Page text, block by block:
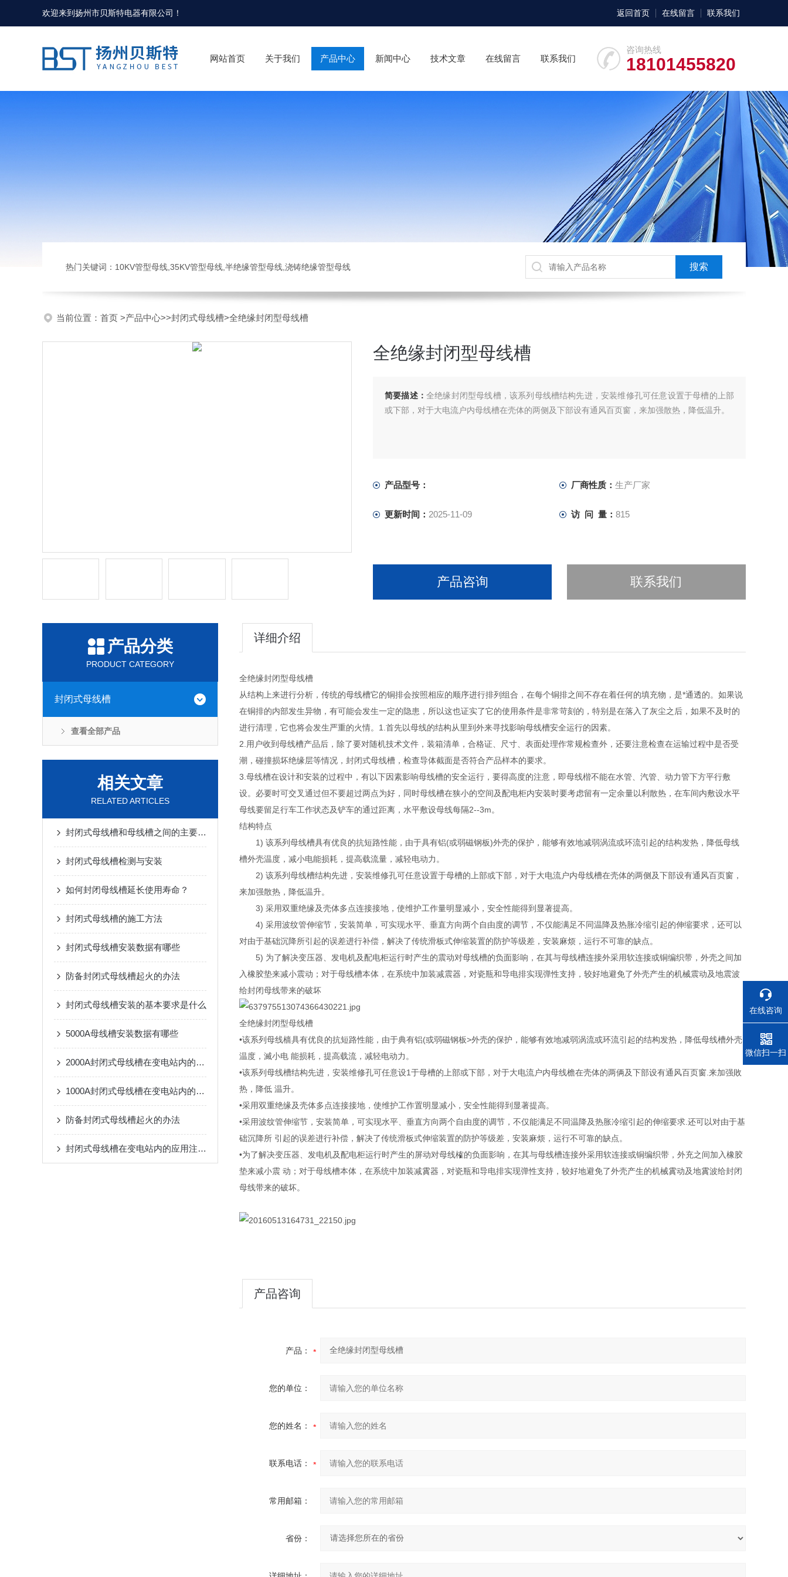
欢迎来到扬州市贝斯特电器有限公司 ！ 返回首页 在线留言 联系我们
咨询热线
18101455820
网站首页 关于我们 产品中心 新闻中心 技术文章 在线留言 联系我们
热门关键词：10KV管型母线,35KV管型母线,半绝缘管型母线,浇铸绝缘管型母线
当前位置： 首页 >产品中心>>封闭式母线槽>全绝缘封闭型母线槽
全绝缘封闭型母线槽
简要描述： 全绝缘封闭型母线槽，该系列母线槽结构先进，安装维修孔可任意设置于母槽的上部
或下部，对于大电流户内母线槽在壳体的两侧及下部设有通风百页窗，来加强散热，降低温升。
产品型号： 厂商性质： 生产厂家
更新时间： 2025-11-09 访 问 量： 815
产品咨询 联系我们
产品分类
PRODUCT CATEGORY
封闭式母线槽
查看全部产品
相关文章
RELATED ARTICLES
封闭式母线槽和母线槽之间的主要区别是什么？
封闭式母线槽检测与安装
如何封闭母线槽延长使用寿命？
封闭式母线槽的施工方法
封闭式母线槽安装数据有哪些
防备封闭式母线槽起火的办法
封闭式母线槽安装的基本要求是什么
5000A母线槽安装数据有哪些
2000A封闭式母线槽在变电站内的应用注意事项
1000A封闭式母线槽在变电站内的应用注意事项
防备封闭式母线槽起火的办法
封闭式母线槽在变电站内的应用注意事项
详细介绍
全绝缘封闭型母线槽
从结构上来进行分析，传统的母线槽它的铜排会按照相应的顺序进行排列组合，在每个铜排之间不存在着任何的填充物，是*通透的。如果说
在铜排的内部发生异物，有可能会发生一定的隐患，所以这也证实了它的使用条件是非常苛刻的，特别是在落入了灰尘之后，如果不及时的
进行清理，它也将会发生严重的火情。1.首先以母线的结构从里到外来寻找影响母线槽安全运行的因素。
2.用户收到母线槽产品后，除了要对随机技术文件，装箱清单，合格证、尺寸、表面处理作常规检查外，还要注意检查在运输过程中是否受
潮，碰撞损坏绝缘层等情况，封闭式母线槽，检查导体截面是否符合产品样本的要求。
3.母线槽在设计和安装的过程中，有以下因素影响母线槽的安全运行，要得高度的注意，即母线楷不能在水管、汽管、动力管下方平行敷
设。必要时可交叉通过但不要超过两点为好，同时母线槽在狭小的空间及配电柜内安装时要考虑留有一定余量以利散热，在车间内敷设水平
母线要留足行车工作状态及铲车的通过距离，水平敷设母线每隔2--3m。
结构特点
1) 该系列母线槽具有优良的抗短路性能，由于具有铝(或弱磁钢板)外壳的保护，能够有效地减弱涡流或环流引起的结构发热，降低母线
槽外壳温度，减小电能损耗，提高载流量，减轻电动力。
2) 该系列母线槽结构先进，安装维修孔可任意设置于母槽的上部或下部，对于大电流户内母线槽在壳体的两侧及下部设有通风百页窗，
来加强散热，降低温升。
3) 采用双重绝缘及壳体多点连接接地，使维护工作量明显减小，安全性能得到显著提高。
4) 采用波纹管伸缩节，安装简单，可实现水平、垂直方向两个自由度的调节，不仅能满足不同温降及热胀冷缩引起的伸缩要求，还可以
对由于基础沉降所引起的误差进行补偿，解决了传统滑板式伸缩装置的防护等级差，安装麻烦，运行不可靠的缺点。
5) 为了解决变压器、发电机及配电柜运行时产生的震动对母线槽的负面影响，在其与母线槽连接外采用软连接或铜编织带，外壳之间加
入橡胶垫来减小震动；对于母线槽本体，在系统中加装减震器，对瓷瓶和导电排实现弹性支持，较好地避免了外壳产生的机械震动及地震波
给封闭母线带来的破坏
全绝缘封闭型母线槽
•该系列母线樯具有优良的抗短路性能，由于典有铝(或弱磁钢板>外壳的保护，能够有效地减弱涡流或环流引起的结构发热，降低母线槽外壳
温度，滅小电 能损耗，提高载流，减轻电动力。
•该系列母线槽结构先进，安装维修孔可任意设1于母槽的上部或下部，对于大电流户内母线檐在壳体的两俩及下部设有通风百页窗.来加强敗
热，降低 温升。
•采用双重绝缘及壳体多点连接接地，使维护工作置明显减小，安全性能得到显著提高。
•采用波纹管伸缩节，安装简单，可实现水平、垂直方向两个自由度的调节，不仅能满足不同温降及热胀冷缩引起的伸缩要求.还可以对由于基
础沉降所 引起的误差进行补偿，解决了传统滑板式伸缩装置的防护等级差，安装麻烦，运行不可靠的缺点。
•为了解决变压器、发电机及配电柜运行时产生的屏动对母线榷的负面影响，在其与母线槽连接外采用软连接或铜编织带，外充之间加入橡胶
垫来减小震 动；对于母线槽本体，在系统中加装减霣器，对瓷瓶和导电排实现弹性支持，较好地避免了外壳产生的机械霣动及地霣波给封闭
母线带来的破坏。
产品咨询
产品：
您的单位：
您的姓名：
联系电话：
常用邮箱：
省份：
在线咨询
电话
微信扫一扫